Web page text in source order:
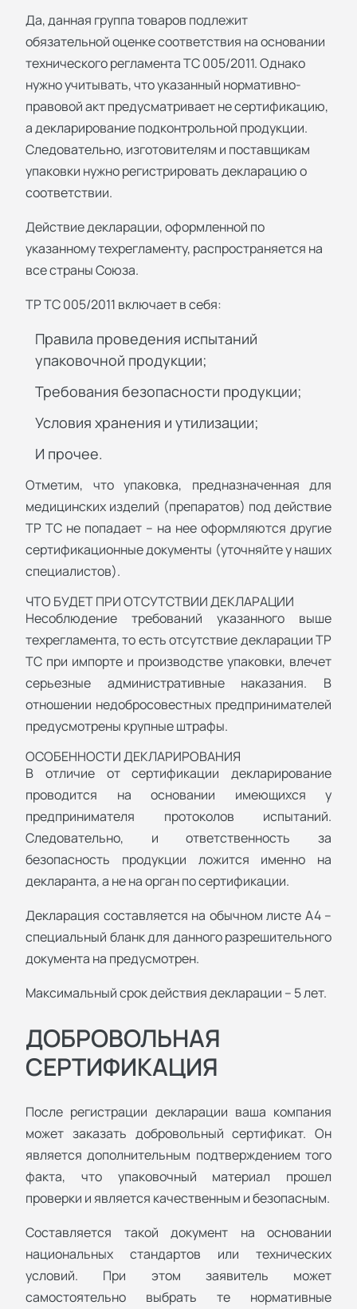
Да, данная группа товаров подлежит
обязательной оценке соответствия на основании
технического регламента ТС 005/2011. Однако
нужно учитывать, что указанный нормативно-
правовой акт предусматривает не сертификацию,
а декларирование подконтрольной продукции.
Следовательно, изготовителям и поставщикам
упаковки нужно регистрировать декларацию о
соответствии.
Действие декларации, оформленной по
указанному техрегламенту, распространяется на
все страны Союза.
ТР ТС 005/2011 включает в себя:
Правила проведения испытаний
упаковочной продукции;
Требования безопасности продукции;
Условия хранения и утилизации;
И прочее.
Отметим, что упаковка, предназначенная для
медицинских изделий (препаратов) под действие
ТР ТС не попадает – на нее оформляются другие
сертификационные документы (уточняйте у наших
специалистов).
ЧТО БУДЕТ ПРИ ОТСУТСТВИИ ДЕКЛАРАЦИИ
Несоблюдение требований указанного выше
техрегламента, то есть отсутствие декларации ТР
ТС при импорте и производстве упаковки, влечет
серьезные административные наказания. В
отношении недобросовестных предпринимателей
предусмотрены крупные штрафы.
ОСОБЕННОСТИ ДЕКЛАРИРОВАНИЯ
В отличие от сертификации декларирование
проводится на основании имеющихся у
предпринимателя протоколов испытаний.
Следовательно, и ответственность за
безопасность продукции ложится именно на
декларанта, а не на орган по сертификации.
Декларация составляется на обычном листе А4 –
специальный бланк для данного разрешительного
документа на предусмотрен.
Максимальный срок действия декларации – 5 лет.
ДОБРОВОЛЬНАЯ
СЕРТИФИКАЦИЯ
После регистрации декларации ваша компания
может заказать добровольный сертификат. Он
является дополнительным подтверждением того
факта, что упаковочный материал прошел
проверки и является качественным и безопасным.
Составляется такой документ на основании
национальных стандартов или технических
условий. При этом заявитель может
самостоятельно выбрать те нормативные